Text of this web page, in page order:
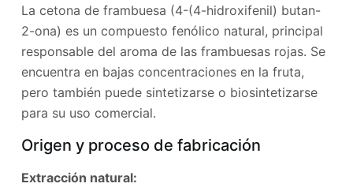
La cetona de frambuesa (4-(4-hidroxifenil) butan-
2-ona) es un compuesto fenólico natural, principal
responsable del aroma de las frambuesas rojas. Se
encuentra en bajas concentraciones en la fruta,
pero también puede sintetizarse o biosintetizarse
para su uso comercial.
Origen y proceso de fabricación
Extracción natural: